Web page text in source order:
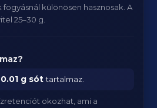
különösen hasznosak. A
25–30 g.
0.01 g sóttartalmaz.
okozhat, ami a